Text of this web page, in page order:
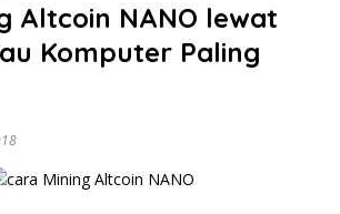
Altcoin NANO lewat
Komputer Paling